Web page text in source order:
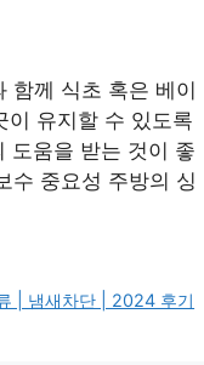
함께 식초 혹은 베이
이 유지할 수 있도록
도움을 받는 것이 좋
수 중요성 주방의 싱
| 냄새차단 | 2024 후기